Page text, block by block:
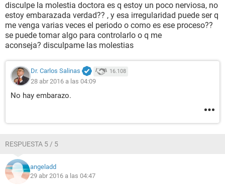
disculpe la molestia doctora es q estoy un poco nerviosa, no
estoy embarazada verdad?? , y esa irregularidad puede ser q
me venga varias veces el periodo o como es ese proceso??
se puede tomar algo para controlarlo o q me
aconseja? disculpame las molestias
Dr. Carlos Salinas 16.108
28 abr 2016 a las 04:09
No hay embarazo.
RESPUESTA 5 / 5
angeladd
29 abr 2016 a las 04:47